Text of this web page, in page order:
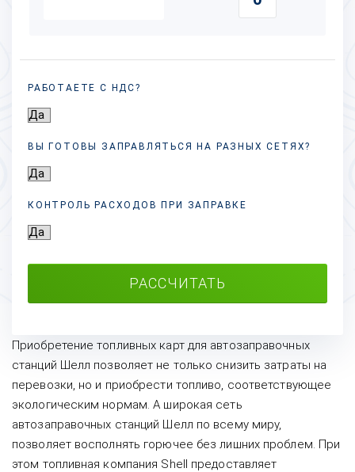
РАБОТАЕТЕ С НДС?
ВЫ ГОТОВЫ ЗАПРАВЛЯТЬСЯ НА РАЗНЫХСЕТЯХ?
КОНТРОЛЬ РАСХОДОВ ПРИ ЗАПРАВКЕ
РАССЧИТАТЬ
Приобретение топливных карт для автозаправочных
станций Шелл позволяет не только снизить затраты на
перевозки, но и приобрести топливо, соответствующее
экологическим нормам. А широкая сеть
автозаправочных станций Шелл по всему миру,
позволяет восполнять горючее без лишних проблем. При
этом топливная компания Shell предоставляет